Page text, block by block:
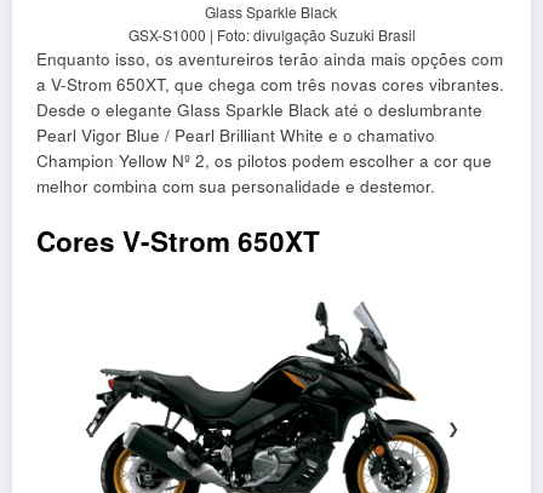
Glass Sparkle Black
GSX-S1000 | Foto: divulgação Suzuki Brasil
Enquanto isso, os aventureiros terão ainda mais opções com
a V-Strom 650XT, que chega com três novas cores vibrantes.
Desde o elegante Glass Sparkle Black até o deslumbrante
Pearl Vigor Blue / Pearl Brilliant White e o chamativo
Champion Yellow Nº 2, os pilotos podem escolher a cor que
melhor combina com sua personalidade e destemor.
Cores V-Strom 650XT
❮ ❯